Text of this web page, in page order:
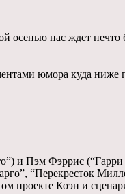
осенью нас ждет нечто
юмора куда ниже
и Пэм Фэррис (“Гарри
“Перекресток
проекте Коэн и